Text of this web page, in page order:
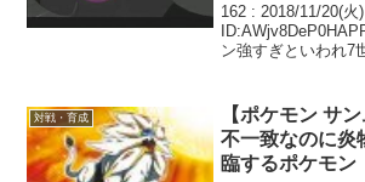
162 : 2018/11/20(火
ン強すぎといわれ7
るとまた...
対戦・育成
【ポケモン サ
不一致なのに炎
臨するポケモン